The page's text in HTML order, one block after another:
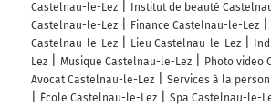
Castelnau-le-Lez
Institut de beauté
Castelnau-le-Lez
Finance Castelnau-le-Lez
Castelnau-le-Lez
Lieu Castelnau-le-Lez
Lez
Musique Castelnau-le-Lez
Photo video
Avocat Castelnau-le-Lez
Services à la
École Castelnau-le-Lez
Spa Castelnau-le-